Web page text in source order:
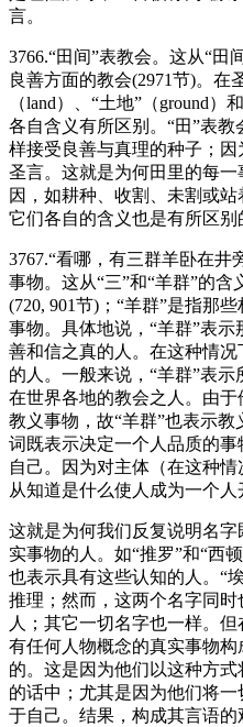
言。
3766.“田间”表教会。这从“田
良善方面的教会(2971节)。在
（land）、“土地”（ground）
各自含义有所区别。“田”表
样接受良善与真理的种子；
圣言。这就是为何田里的每
因，如耕种、收割、未割或
它们各自的含义也是有所区别
3767.“看哪，有三群羊卧在井
事物。这从“三”和“羊群”的
(720, 901节)；“羊群”是指那
事物。具体地说，“羊群”表
善和信之真的人。在这种情
的人。一般来说，“羊群”表
在世界各地的教会之人。由
教义事物，故“羊群”也表示
词既表示决定一个人品质的
自己。因为对主体（在这种
从知道是什么使人成为一个人
这就是为何我们反复说明名
实事物的人。如“推罗”和“西
也表示具有这些认知的人。“
推理；然而，这两个名字同
人；其它一切名字也一样。
有任何人物概念的真实事物
的。这是因为他们以这种方
的话中；尤其是因为他们将
于自己。结果，构成其言语的